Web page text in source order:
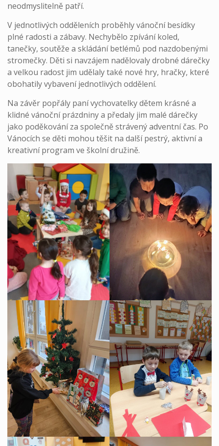
neodmyslitelně patří.
V jednotlivých odděleních proběhly vánoční besídky
plné radosti a zábavy. Nechybělo zpívání koled,
tanečky, soutěže a skládání betlémů pod nazdobenými
stromečky. Děti si navzájem nadělovaly drobné dárečky
a velkou radost jim udělaly také nové hry, hračky, které
obohatily vybavení jednotlivých oddělení.
Na závěr popřály paní vychovatelky dětem krásné a
klidné vánoční prázdniny a předaly jim malé dárečky
jako poděkování za společně strávený adventní čas. Po
Vánocích se děti mohou těšit na další pestrý, aktivní a
kreativní program ve školní družině.